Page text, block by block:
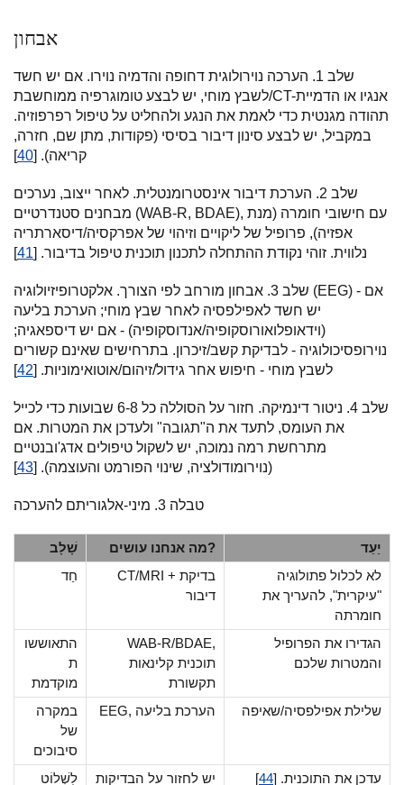
אבחון
שלב 1. הערכה נוירולוגית דחופה והדמיה נוירו. אם יש חשד
לשבץ מוחי, יש לבצע טומוגרפיה ממוחשבת/CT-אנגיו או הדמיית
תהודה מגנטית כדי לאמת את הנגע ולהחליט על טיפול רפרפוזיה.
במקביל, יש לבצע סינון דיבור בסיסי (פקודות, מתן שם, חזרה,
קריאה). [40
]
שלב 2. הערכת דיבור אינסטרומנטלית. לאחר ייצוב, נערכים
מבחנים סטנדרטיים (WAB-R, BDAE), עם חישובי חומרה (מנת
אפזיה), פרופיל של ליקויים וזיהוי של אפרקסיה/דיסארתריה
נלווית. זוהי נקודת ההתחלה לתכנון תוכנית טיפול בדיבור. [41
]
שלב 3. אבחון מורחב לפי הצורך. אלקטרופיזיולוגיה (EEG) - אם
יש חשד לאפילפסיה לאחר שבץ מוחי; הערכת בליעה
(וידאופלואורוסקופיה/אנדוסקופיה) - אם יש דיספאגיה;
נוירופסיכולוגיה - לבדיקת קשב/זיכרון. בתרחישים שאינם קשורים
לשבץ מוחי - חיפוש אחר גידול/זיהום/אוטואימוניות. [42
]
שלב 4. ניטור דינמיקה. חזור על הסוללה כל 6-8 שבועות כדי לכייל
את העומס, לתעד את ה"תגובה" ולעדכן את המטרות. אם
מתרחשת רמה נמוכה, יש לשקול טיפולים אדג'ובנטיים
(נוירומודולציה, שינוי הפורמט והעוצמה). [43
]
טבלה 3. מיני-אלגוריתם להערכה
שָׁלָב מה אנחנו עושים?
יַעַד
חַד
CT/MRI + בדיקת
דיבור
לא לכלול פתולוגיה
"עיקרית", להעריך את
חומרתה
התאוששו
ת
מוקדמת
WAB-R/BDAE,
תוכנית קלינאות
תקשורת
הגדירו את הפרופיל
והמטרות שלכם
במקרה
של
סיבוכים
EEG, הערכת בליעה שלילת אפילפסיה/שאיפה
לִשְׁלוֹט יש לחזור על הבדיקות עדכן את התוכנית. [44
]